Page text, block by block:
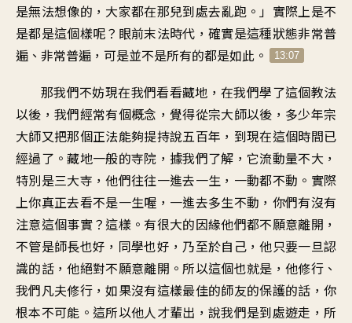
是無法想像的，大家都在那兒到處去亂跑。」實際上是不
是都是這個樣呢？眼前末法時代，確實是這種狀態非常普
遍、非常普遍，可是並不是所有的都是如此。
13:07
那我們不妨現在我們看看藏地，在我們學了這個教法
以後，我們經常有個概念，覺得從宗大師以後，多少年宗
大師又把那個正法能夠提持說五百年，到現在這個時間已
經過了。藏地一般的寺院，據我們了解，它流動量不大，
特別是三大寺，他們往往一進去一生，一動都不動。實際
上你真正去看不是一生喔，一進去多生不動，你們有沒有
注意這個事實？這樣。有很大的因緣他們都不願意離開，
不管是師長也好，同學也好，乃至於自己，他只要一旦認
識的話，他絕對不願意離開。所以這個也就是，他修行、
我們凡夫修行，如果沒有這樣最佳的師友的保護的話，你
根本不可能。這所以他人才輩出，說我們是到處遊走，所